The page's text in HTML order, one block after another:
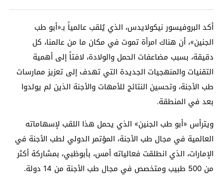
أكد البروفيسور نيكولايدس، الذي يُلقب عالمياً بـ«أبو طب
الجنين»، أن هناك امرأة تموت في مكان ما من عالمنا، كل
دقيقة، بسبب مضاعفات الحمل والولادة، لافتاً إلى أهمية
التقنيات والمنهجيات الجديدة التي تهدف إلى تعزيز ممارسات
طب الأجنة، وتحسين النتائج للأمهات والأجنة الذين لم يولدوا
بعد في المنطقة.
ويترأس «أبو طب الجنين» الذي يحمل هذا اللقب لإسهاماته
العالمية في مجال طب الأجنة، المؤتمر الدولي لطب الأجنة في
الإمارات، الذي انطلقت فعالياته أمس، بأبوظبي، بمشاركة أكثر
من 500 طبيب ومتخصص في مجال طب الأجنة من 14 دولة.